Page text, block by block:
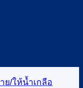
ย/ให้น้ำเกลือ